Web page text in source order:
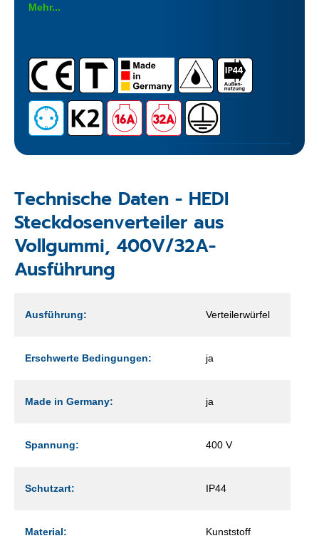
Mehr...
Technische Daten - HEDI
Steckdosenverteiler aus
Vollgummi, 400V/32A-
Ausführung
Ausführung: Verteilerwürfel
Erschwerte Bedingungen: ja
Made in Germany: ja
Spannung: 400 V
Schutzart: IP44
Material: Kunststoff